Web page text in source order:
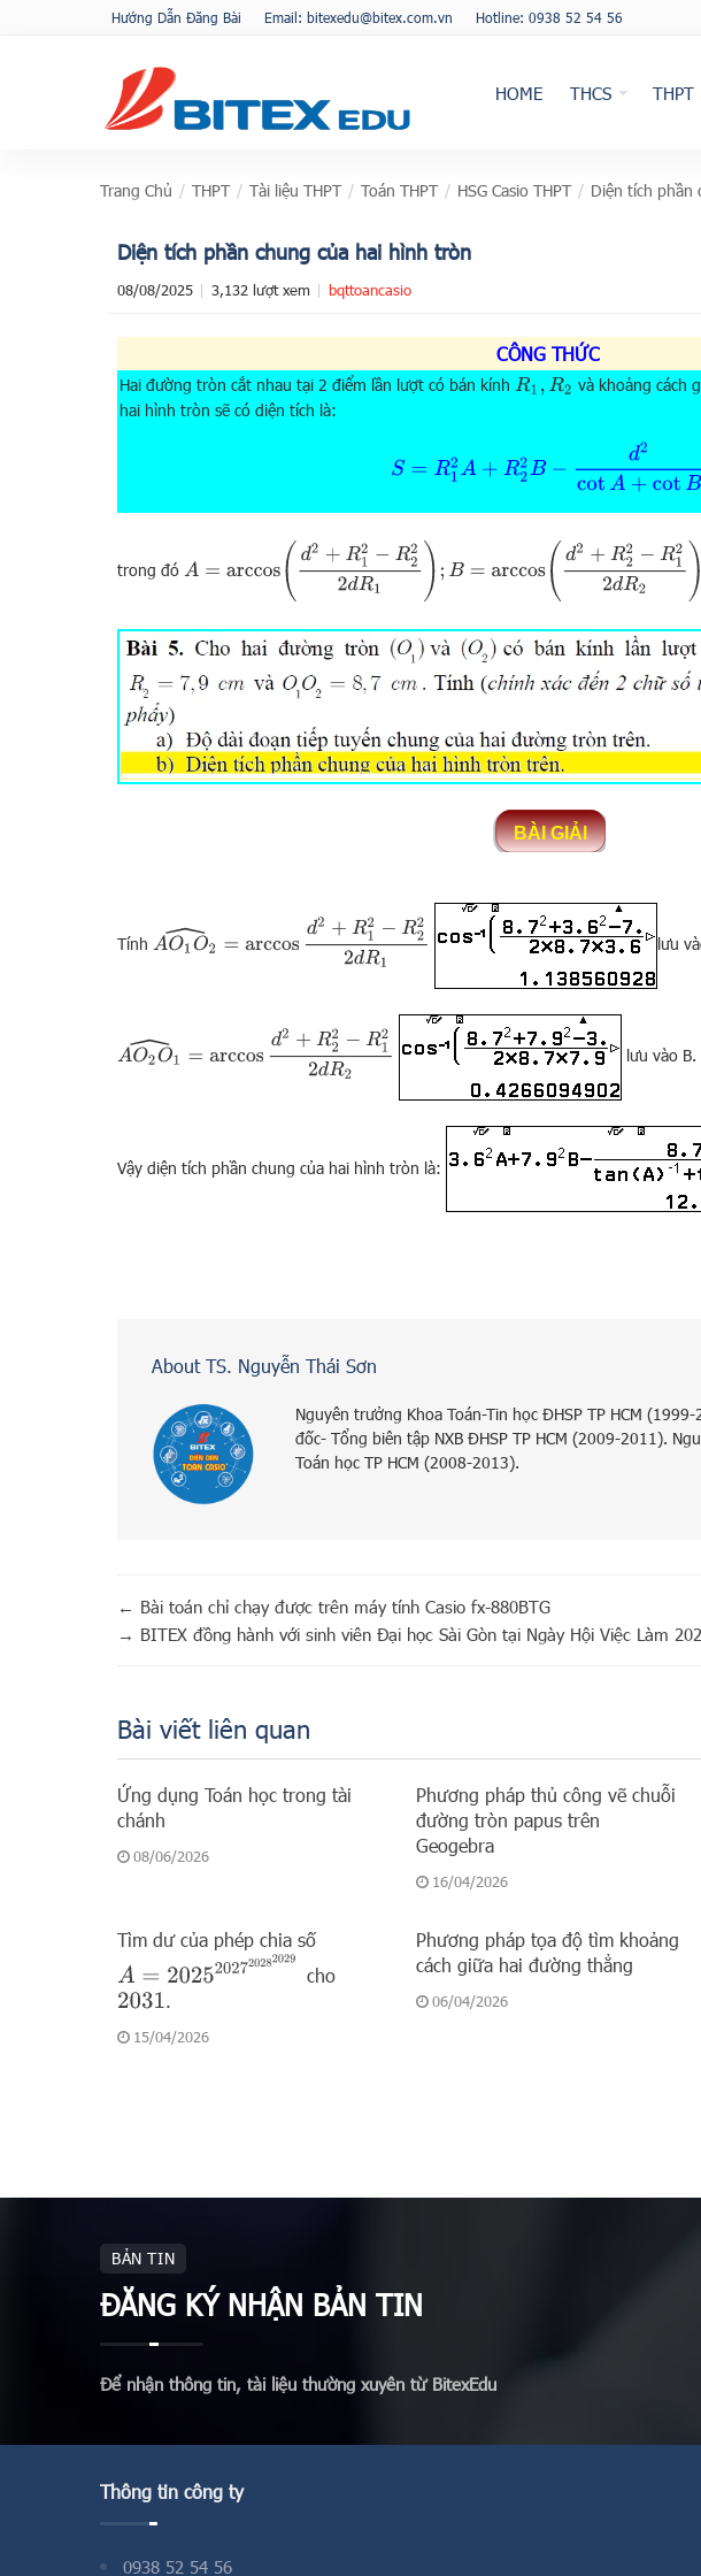
Hướng Dẫn Đăng Bài Email: bitexedu@bitex.com.vn Hotline: 0938 52 54 56
HOME THCS THPT
Trang Chủ / THPT / Tài liệu THPT / Toán THPT / HSG Casio THPT / Diện tích phần
Diện tích phần chung của hai hình tròn
08/08/2025 3,132 lượt xem bqttoancasio
CÔNG THỨC
Hai đường tròn cắt nhau tại 2 điểm lần lượt có bán kính R1, R 2 và khoảng cách
hai hình tròn sẽ có diện tích là:
= 2 cot
trong đó
R12− R 22d ;B= arccos 1 22d R
)
Tính
O1O2 R12 −R 222 dR 1
lưu
O2O1 R22 −R 122 dR 2
lưu vào B.
Vậy diện tích phần chung của hai hình tròn là:
About TS. Nguyễn Thái Sơn
Nguyên trưởng Khoa Toán-Tin học ĐHSP TP HCM
đốc- Tổng biên tập NXB ĐHSP TP HCM (2009-2011).
Toán học TP HCM (2008-2013).
← Bài toán chỉ chạy được trên máy tính Casio fx-880BTG
→ BITEX đồng hành với sinh viên Đại học Sài Gòn tại Ngày Hội Việc Làm
Bài viết liên quan
Ứng dụng Toán học trong tài
chánh
08/06/2026
Phương pháp thủ công vẽ chuỗi
đường tròn papus trên
Geogebra
16/04/2026
Tìm dư của phép chia số
A= 2025202720282029 cho
2031
15/04/2026
Phương pháp tọa độ tìm khoảng
cách giữa hai đường thẳng
06/04/2026
BẢN TIN
ĐĂNG KÝ NHẬN BẢN TIN
Để nhận thông tin, tài liệu thường xuyên từ BitexEdu
Thông tin công ty
0938 52 54 56